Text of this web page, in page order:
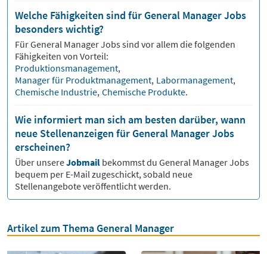
Welche Fähigkeiten sind für General Manager Jobs
besonders wichtig?
FürGeneral ManagerJobs sind vor allem die folgenden
Fähigkeiten von Vorteil:
Produktionsmanagement,
Manager für Produktmanagement, Labormanagement,
Chemische Industrie, Chemische Produkte.
Wie informiert man sich am besten darüber, wann
neue Stellenanzeigen für General Manager Jobs
erscheinen?
Über unsereJobmail bekommst du General ManagerJobs
bequem per E-Mail zugeschickt, sobald neue
Stellenangebote veröffentlicht werden.
Artikel zum Thema General Manager